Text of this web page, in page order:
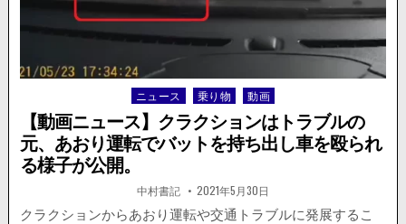
Posted
in
ニュース 乗り物 動画
【動画ニュース】クラクションはトラブルの
元、あおり運転でバットを持ち出し車を殴られ
る様子が公開。
著
者:
中村書記 掲
載
日：
2021年5月30日
クラクションからあおり運転や交通トラブルに発展するこ